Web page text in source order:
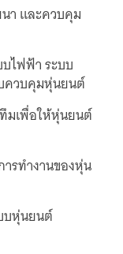
า และควบคุม
ไฟฟ้า ระบบ
ควบคุมหุ่นยนต์
มเพื่อให้หุ่นยนต์
รทำงานของหุ่น
บหุ่นยนต์